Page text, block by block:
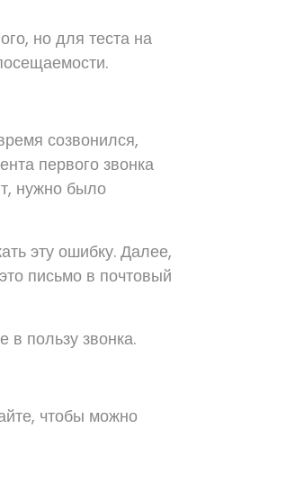
но для теста на
созвонился,
первого звонка
нужно было
эту ошибку. Далее,
письмо в почтовый
пользу звонка.
чтобы можно